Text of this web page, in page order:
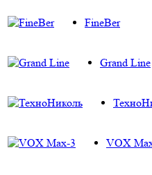
FineBer
Grand Line
VOX